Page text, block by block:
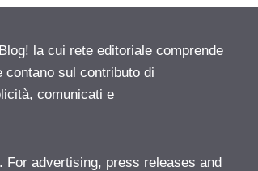
la cui rete editoriale comprende
sul contributo di
comunicati e
advertising, press releases and